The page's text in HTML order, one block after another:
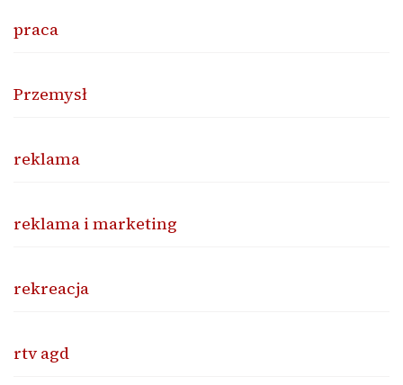
praca
Przemysł
reklama
reklama i marketing
rekreacja
rtv agd